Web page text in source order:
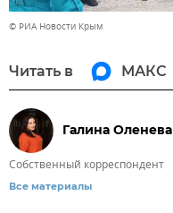
© РИА Новости Крым
Читать в МАКС
Галина Оленева
Собственный корреспондент
Все материалы